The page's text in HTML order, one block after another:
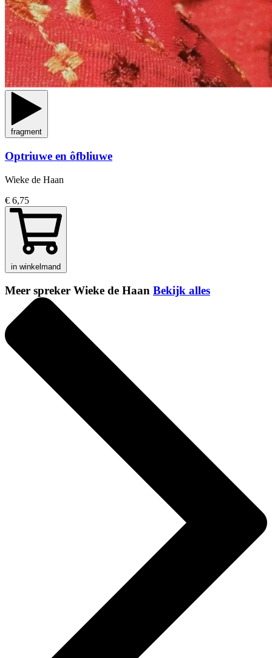
fragment
Optriuwe en ôfbliuwe
Wieke de Haan
€ 6,75
in winkelmand
Meer spreker Wieke de Haan Bekijk alles